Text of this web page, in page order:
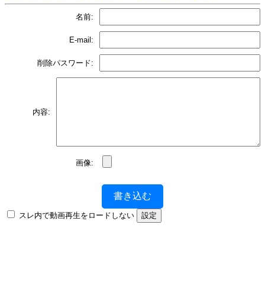
名前:
E-mail:
削除パスワード:
内容:
画像:
書き込む
スレ内で動画再生をロードしない